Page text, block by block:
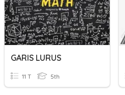
GARIS LURUS
11 T 5th